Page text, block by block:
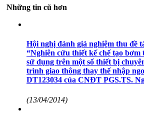
Những tin cũ hơn
Hội nghị đánh giá nghiệm thu đề
“Nghiên cứu thiết kế chế tạo bơm
sử dụng trên một số thiết bị
trình giao thông thay thế nhập
DT123034 của CNĐT PGS.TS.
(13/04/2014)